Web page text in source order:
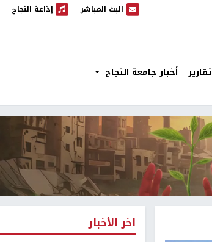
البث المباشر
البث المباشر إذاعة النجاح
إذاعة النجاح
تقارير أخبار جامعة النجاح
اخر الأخبار